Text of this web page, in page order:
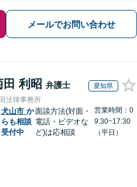
メールでお問い合わせ
田 利昭 弁護士 愛知県
法律事務所
犬山市 か
らも相談
受付中
面談方法(対面・
電話・ビデオな
ど)は応相談
営業時間：0
9:30~17:30
（平日）